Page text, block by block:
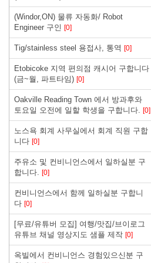
(Windor,ON) 물류 자동화/ Robot
Engineer 구인 [0]
Tig/stainless steel 용접사, 통역 [0]
Etobicoke 지역 편의점 캐시어 구합니다
(금~월, 파트타임) [0]
Oakville Reading Town 에서 방과후와
토요일 오전에 일할 학생을 구합니다. [0]
노스욕 회계 사무실에서 회계 직원 구합
니다 [0]
주유소 및 컨비니언스에서 일하실분 구
합니다. [0]
컨비니언스에서 함께 일하실분 구합니
다 [0]
[무료/유튜버 모집] 여행/맛집/브이로그
유튜브 채널 영상지도 샘플 제작 [0]
옥빌에서 컨비니언스 경험있으신분 구